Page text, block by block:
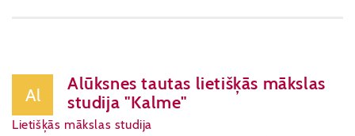
Al
Alūksnes tautas lietišķās mākslas
studija "Kalme"
Lietišķās mākslas studija